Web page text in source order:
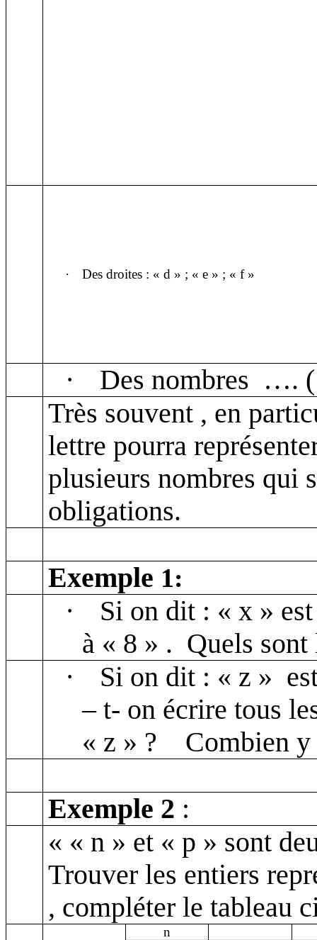
· Des droites : « d » ; « e » ; « f »
· Des nombres ….
Très souvent , en
lettre pourra
plusieurs nombres qui
obligations.
Exemple 1:
·
Si on dit : « x »
à « 8 » . Quels sont
·
Si on dit : « z »
– t- on écrire tous
« z » ?
Combien
Exemple 2 :
« « n » et « p » sont
Trouver les entiers
, compléter le tableau
n